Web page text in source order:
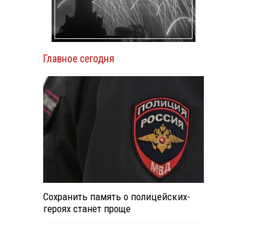
Главное сегодня
Сохранить память о полицейских-
героях станет проще